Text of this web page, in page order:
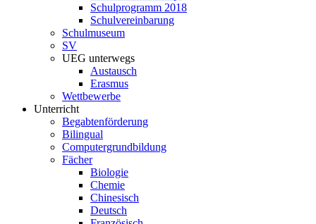
Schulprogramm 2018
Schulvereinbarung
Schulmuseum
SV
UEG unterwegs
Austausch
Erasmus
Wettbewerbe
Unterricht
Begabtenförderung
Bilingual
Computergrundbildung
Fächer
Biologie
Chemie
Chinesisch
Deutsch